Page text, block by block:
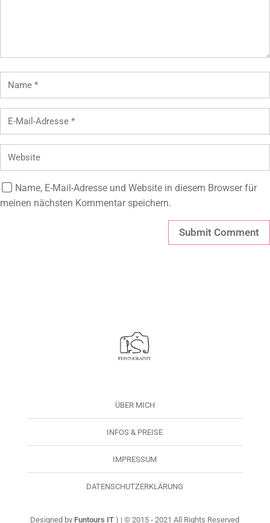
Name, E-Mail-Adresse und Website in diesem Browser für
meinen nächsten Kommentar speichern.
ÜBER MICH
INFOS & PREISE
IMPRESSUM
DATENSCHUTZERKLÄRUNG
Designed byFuntours IT ) | © 2015 - 2021 All Rights Reserved